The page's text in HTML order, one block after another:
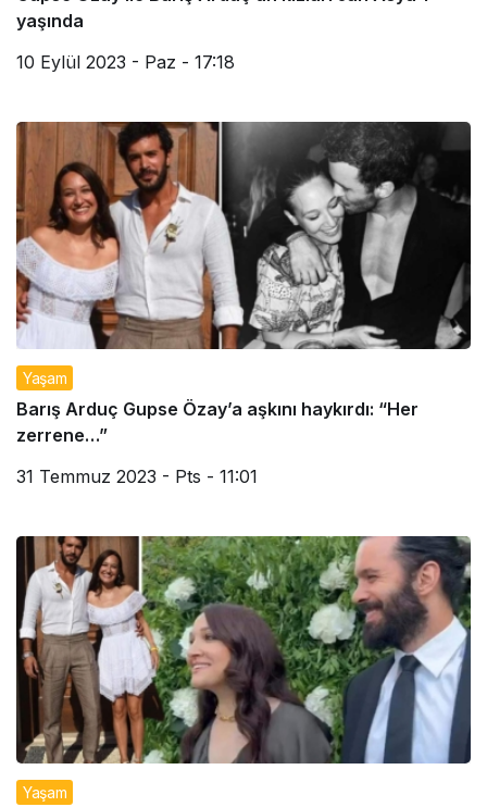
yaşında
10 Eylül 2023 - Paz - 17:18
Yaşam
Barış Arduç Gupse Özay’a aşkını haykırdı: “Her
zerrene…”
31 Temmuz 2023 - Pts - 11:01
Yaşam